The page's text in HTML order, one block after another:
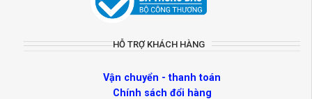
HỖ TRỢ KHÁCH HÀNG
Vận chuyển - thanh toán
Chính sách đổi hàng